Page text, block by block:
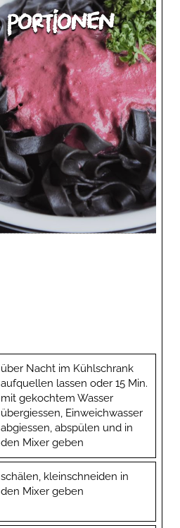
über Nacht im Kühlschrank
aufquellen lassen oder 15 Min.
mit gekochtem Wasser
übergiessen, Einweichwasser
abgiessen, abspülen und in
den Mixer geben
schälen, kleinschneiden in
den Mixer geben